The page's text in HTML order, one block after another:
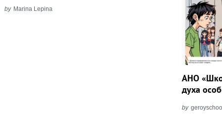
by Marina Lepina
АНО
духа
by